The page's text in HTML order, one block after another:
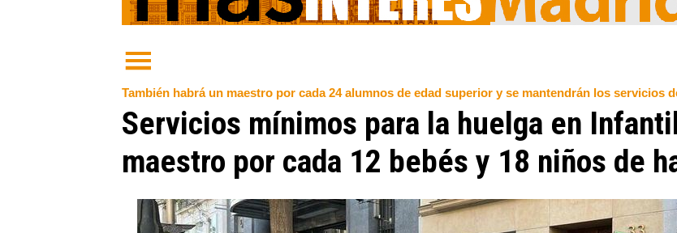
También habrá un maestro por cada 24 alumnos de edad superior y se mantendrán los servicios
Servicios mínimos para la huelga en
maestro por cada 12 bebés y 18 niños de